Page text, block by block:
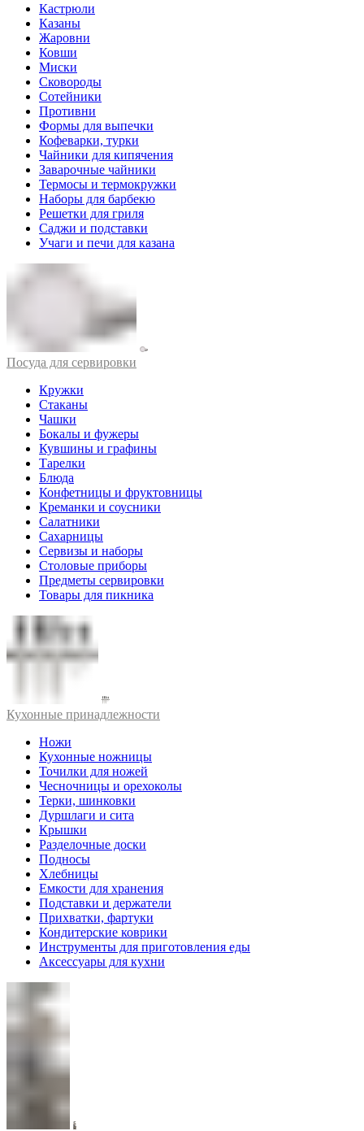
Кастрюли
Казаны
Жаровни
Ковши
Миски
Сковороды
Сотейники
Противни
Формы для выпечки
Кофеварки, турки
Чайники для кипячения
Заварочные чайники
Термосы и термокружки
Наборы для барбекю
Решетки для гриля
Саджи и подставки
Учаги и печи для казана
Посуда для сервировки
Кружки
Стаканы
Чашки
Бокалы и фужеры
Кувшины и графины
Тарелки
Блюда
Конфетницы и фруктовницы
Креманки и соусники
Салатники
Сахарницы
Сервизы и наборы
Столовые приборы
Предметы сервировки
Товары для пикника
Кухонные принадлежности
Ножи
Кухонные ножницы
Точилки для ножей
Чесночницы и орехоколы
Терки, шинковки
Дуршлаги и сита
Крышки
Разделочные доски
Подносы
Хлебницы
Емкости для хранения
Подставки и держатели
Прихватки, фартуки
Кондитерские коврики
Инструменты для приготовления еды
Аксессуары для кухни